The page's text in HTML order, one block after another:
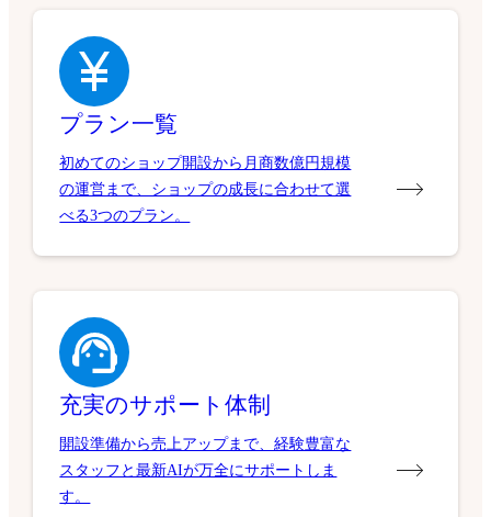
プラン一覧
初めてのショップ開設から月商数億円規模
の運営まで、ショップの成長に合わせて選
べる3つのプラン。
充実のサポート体制
開設準備から売上アップまで、経験豊富な
スタッフと最新AIが万全にサポートしま
す。